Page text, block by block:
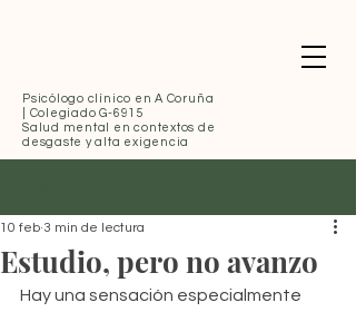
Psicólogo clínico en A Coruña
| Colegiado G-6915
Salud mental en contextos de
desgaste y alta exigencia
Estudio, pero no avanzo
10 feb 3 min de lectura
Hay una sensación especialmente